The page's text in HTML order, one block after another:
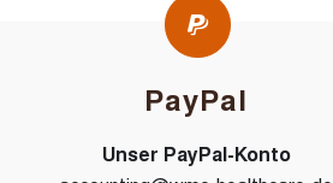
PayPal
Unser PayPal-Konto